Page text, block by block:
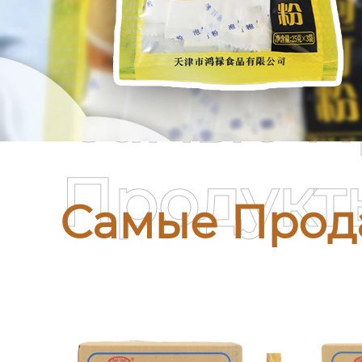
Самые
Самые